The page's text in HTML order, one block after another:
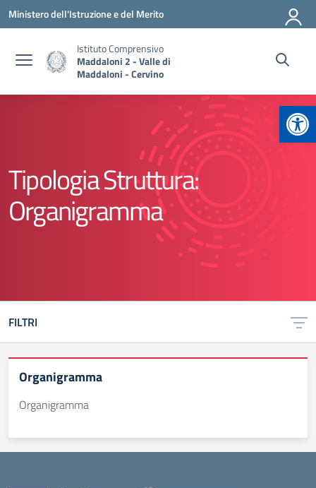
Vai ai contenuti
Vai al menu di navigazione
Vai al footer
Ministero dell'Istruzione e del Merito
Istituto Comprensivo
Maddaloni 2 - Valle di
Maddaloni - Cervino
Tipologia Struttura:
Organigramma
FILTRI
Organigramma
Organigramma